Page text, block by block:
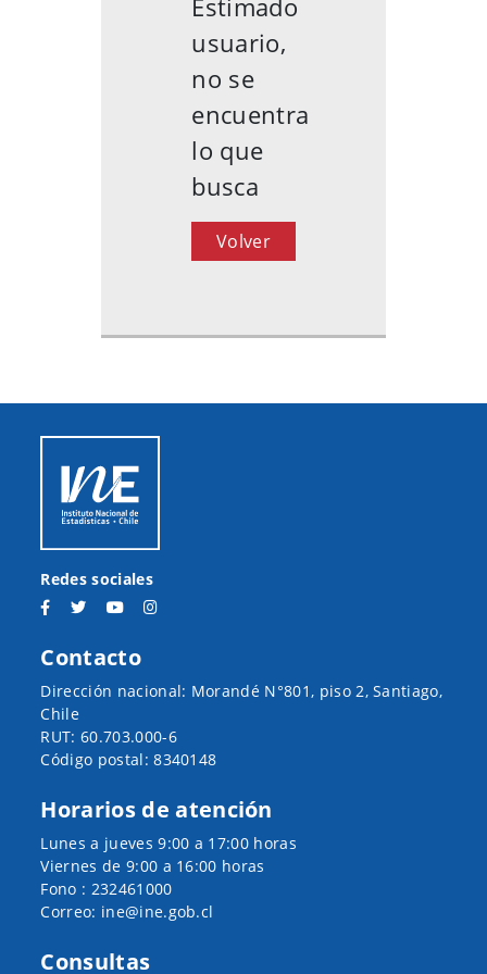
usuario,
no se
encuentra
lo que
busca
Volver
Redes sociales
Contacto
Dirección nacional: Morandé N°801, piso 2, Santiago,
Chile
RUT: 60.703.000-6
Código postal: 8340148
Horarios de atención
Lunes a jueves 9:00 a 17:00 horas
Viernes de 9:00 a 16:00 horas
Fono : 232461000
Correo: ine@ine.gob.cl
Consultas